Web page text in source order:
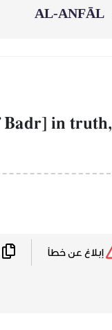
AL‑ANFĀL
Badr] in truth,